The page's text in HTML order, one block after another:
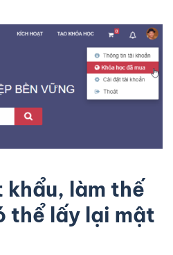
khẩu, làm thế
thể lấy lại mật